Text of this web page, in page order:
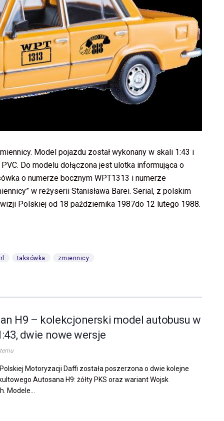
Model pojazdu został wykonany w skali 1:43 i
Do modelu dołączona jest ulotka informująca o
o numerze bocznym WPT1313 i numerze
w reżyserii Stanisława Barei. Serial, z polskim
Polskiej od 18 października 1987do 12 lutego 1988.
taksówka zmiennicy
H9 – kolekcjonerski model autobusu w
dwie nowe wersje
Motoryzacji Daffi została poszerzona o dwie kolejne
Autosana H9: żółty PKS oraz wariant Wojsk
Modele...